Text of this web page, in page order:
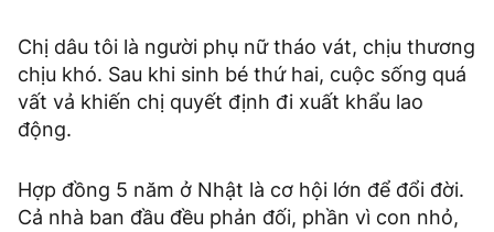
Chị dâu tôi là người phụ nữ tháo vát, chịu thương
chịu khó. Sau khi sinh bé thứ hai, cuộc sống quá
vất vả khiến chị quyết định đi xuất khẩu lao
động.
Hợp đồng 5 năm ở Nhật là cơ hội lớn để đổi đời.
Cả nhà ban đầu đều phản đối, phần vì con nhỏ,